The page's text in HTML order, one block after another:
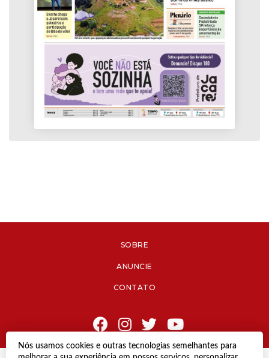
Nós usamos cookies e outras tecnologias semelhantes para
SOBRE
ANUNCIE
CONTATO